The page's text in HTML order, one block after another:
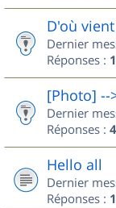
D'où vient
Dernier
Réponses :
[Photo] --
Dernier
Réponses :
Hello all
Dernier
Réponses : 1